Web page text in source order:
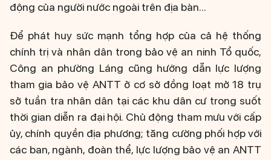
động của người nước ngoài trên địa bàn...
Để phát huy sức mạnh tổng hợp của cả hệ thống
chính trị và nhân dân trong bảo vệ an ninh Tổ quốc,
Công an phường Láng cũng hướng dẫn lực lượng
tham gia bảo vệ ANTT ở cơ sở đồng loạt mở 18 trụ
sở tuần tra nhân dân tại các khu dân cư trong suốt
thời gian diễn ra đại hội. Chủ động tham mưu với cấp
ủy, chính quyền địa phương; tăng cường phối hợp với
các ban, ngành, đoàn thể, lực lượng bảo vệ an ANTT